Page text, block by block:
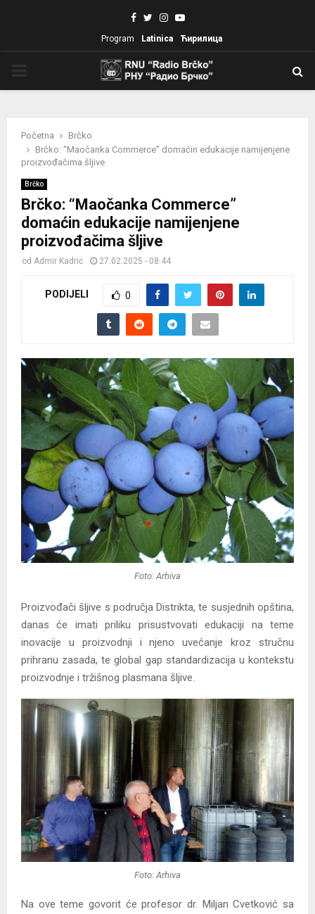
Facebook
TwitterInstagram
Youtube
Program Latinica Ћирилица
Početna
Brčko
Brčko: “Maočanka Commerce” domaćin edukacije namijenjene
proizvođačima šljive
Brčko
Brčko: “Maočanka Commerce”
domaćin edukacije namijenjene
proizvođačima šljive
od Admir Kadrić 27.02.2025 - 08:44
PODIJELI 0
Foto: Arhiva
Proizvođači šljive s područja Distrikta, te susjednih opština,
danas će imati priliku prisustvovati edukaciji na teme
inovacije u proizvodnji i njeno uvećanje kroz stručnu
prihranu zasada, te global gap standardizacija u kontekstu
proizvodnje i tržišnog plasmana šljive.
Foto: Arhiva
Na ove teme govorit će profesor dr. Miljan Cvetković sa